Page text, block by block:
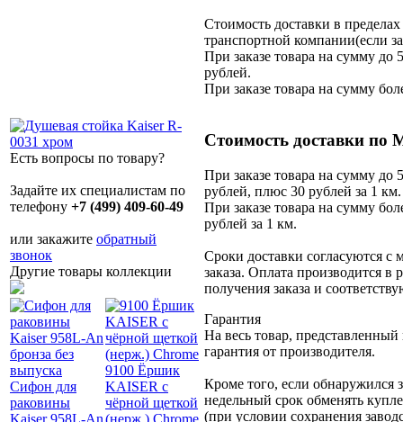
Есть вопросы по товару?
Задайте их специалистам по
телефону +7 (499) 409-60-49
или закажите обратный
звонок
Другие товары коллекции
Cифон для
раковины
Kaiser 958L-An
9100 Ёршик
KAISER с
чёрной щеткой
(нерж.) Chrome
KAISER SH-
107, 4-jet, хром
1 680P-
V-крючками
Kaiser H0034
бронза
Стоимость доставки в
транспортной компании(если
При заказе товара на сумму до
рублей.
При заказе товара на сумму
Стоимость доставки по
При заказе товара на сумму до
рублей, плюс 30 рублей за 1 км.
При заказе товара на сумму
рублей за 1 км.
Сроки доставки согласуются
заказа. Оплата производится
получения заказа и
Гарантия
На весь товар,
гарантия от производителя.
Кроме того, если обнаружился
недельный срок обменять
(при условии сохранения